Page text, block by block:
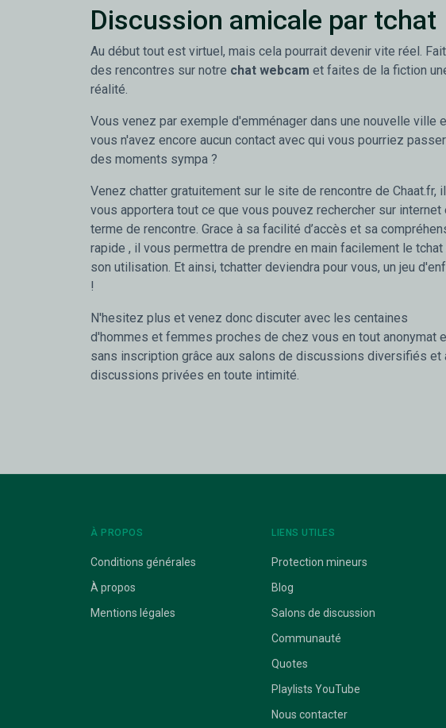
Discussion amicale par tchat
Au début tout est virtuel, mais cela pourrait devenir vite réel.
des rencontres sur notre chat webcam et faites de la fiction
réalité.
Vous venez par exemple d'emménager dans une nouvelle ville
vous n'avez encore aucun contact avec qui vous pourriez passer
des moments sympa ?
Venez chatter gratuitement sur le site de rencontre de Chaat.fr, il
vous apportera tout ce que vous pouvez rechercher sur internet
terme de rencontre. Grace à sa facilité d’accès et sa
rapide , il vous permettra de prendre en main facilement le tchat
son utilisation. Et ainsi, tchatter deviendra pour vous, un jeu
!
N'hesitez plus et venez donc discuter avec les centaines
d'hommes et femmes proches de chez vous en tout anonymat
sans inscription grâce aux salons de discussions diversifiés et
discussions privées en toute intimité.
À PROPOS
Conditions générales
À propos
Mentions légales
LIENS UTILES
Protection mineurs
Blog
Salons de discussion
Communauté
Quotes
Playlists YouTube
Nous contacter